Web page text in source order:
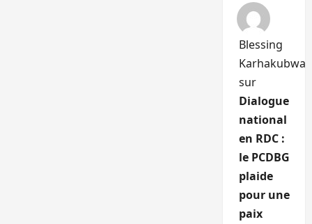
Blessing
Karhakubwa
sur
Dialogue
national
en RDC :
le PCDBG
plaide
pour une
paix